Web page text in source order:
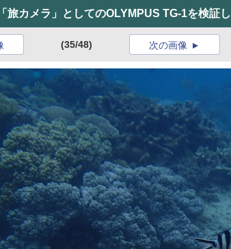
「旅カメラ」としてのOLYMPUS TG-1を検証
(35/48) 次の画像